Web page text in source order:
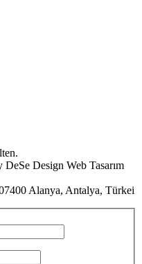
Design Web Tasarım
Alanya, Antalya, Türkei